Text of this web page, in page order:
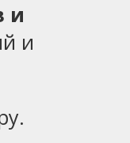
и
и